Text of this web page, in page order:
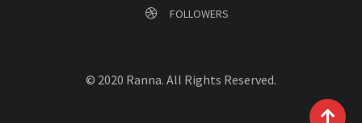
FOLLOWERS
© 2020 Ranna. All Rights Reserved.